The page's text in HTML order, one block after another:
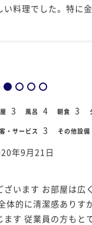
い料理でした。特に
3 風呂 4 朝食 3
・サービス 3 その他設備
年9月21日
ざいます お部屋は広
体的に清潔感ありす
す 従業員の方もと